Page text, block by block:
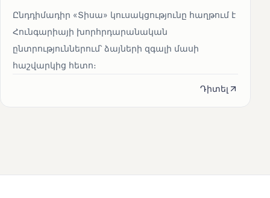
Ընդդիմադիր «Տիսա» կուսակցությունը հաղթում է
Հունգարիայի խորհրդարանական
ընտրություններում՝ ձայների զգալի մասի
հաշվարկից հետո։
Դիտել